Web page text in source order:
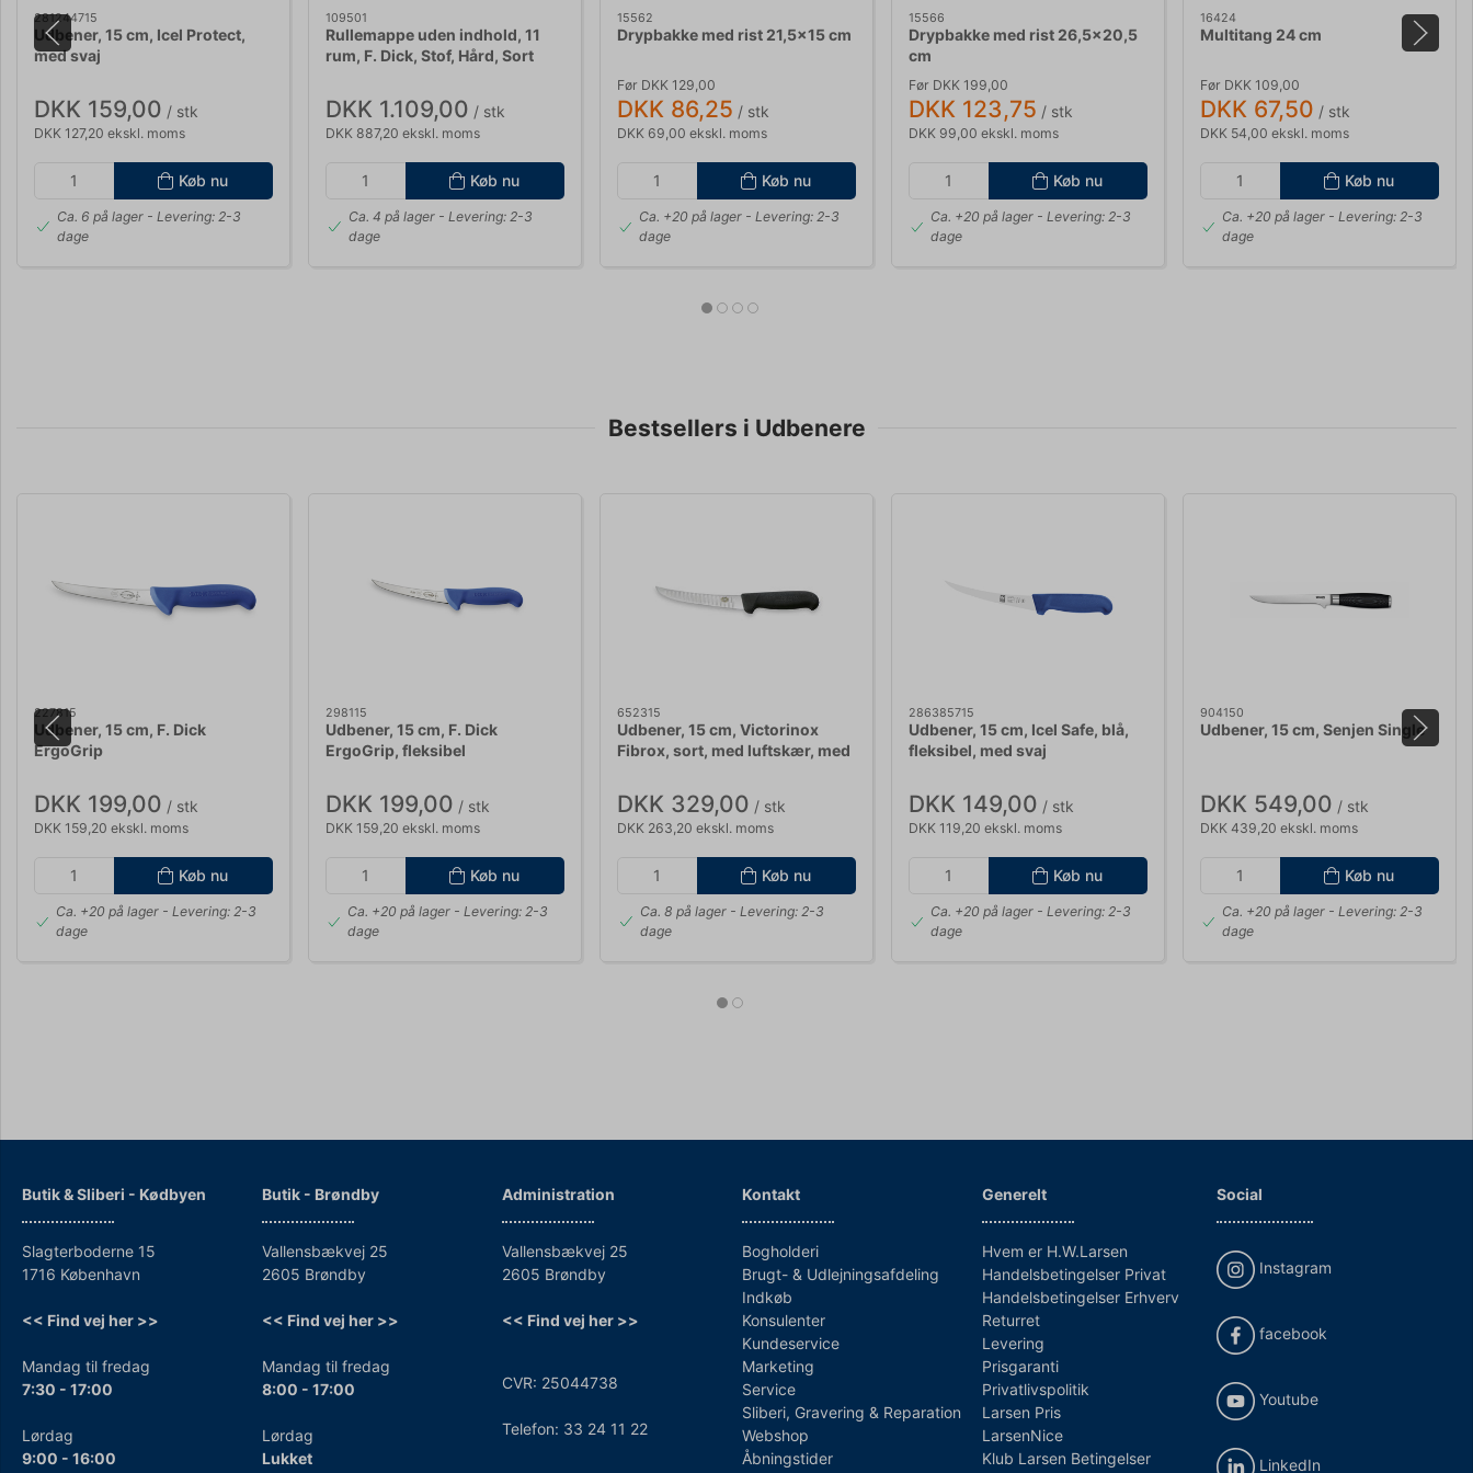
281244715
Udbener, 15 cm, Icel Protect,
med svaj
DKK 159,00 / stk
DKK 127,20 ekskl. moms
Køb nu
Ca. 6 på lager- Levering: 2-3
dage
109501
Rullemappe uden indhold, 11
rum, F. Dick, Stof, Hård, Sort
DKK 1.109,00 / stk
DKK 887,20 ekskl. moms
Køb nu
Ca. 4 på lager- Levering: 2-3
dage
15562
Drypbakke med rist 21,5x15 cm
Før DKK 129,00
DKK 86,25 / stk
DKK 69,00 ekskl. moms
Køb nu
Ca. +20 på lager- Levering: 2-3
dage
15566
Drypbakke med rist 26,5x20,5
cm
Før DKK 199,00
DKK 123,75 / stk
DKK 99,00 ekskl. moms
Køb nu
Ca. +20 på lager- Levering: 2-3
dage
16424
Multitang 24 cm
Før DKK 109,00
DKK 67,50 / stk
DKK 54,00 ekskl. moms
Køb nu
Ca. +20 på lager- Levering: 2-3
dage
Bestsellers i Udbenere
227815
Udbener, 15 cm, F. Dick
ErgoGrip
DKK 199,00 / stk
DKK 159,20 ekskl. moms
Køb nu
Ca. +20 på lager- Levering: 2-3
dage
298115
Udbener, 15 cm, F. Dick
ErgoGrip, fleksibel
DKK 199,00 / stk
DKK 159,20 ekskl. moms
Køb nu
Ca. +20 på lager- Levering: 2-3
dage
652315
Udbener, 15 cm, Victorinox
Fibrox, sort, med luftskær, med
DKK 329,00 / stk
DKK 263,20 ekskl. moms
Køb nu
Ca. 8 på lager- Levering: 2-3
dage
286385715
Udbener, 15 cm, Icel Safe, blå,
fleksibel, med svaj
DKK 149,00 / stk
DKK 119,20 ekskl. moms
Køb nu
Ca. +20 på lager- Levering: 2-3
dage
904150
Udbener, 15 cm, Senjen Single
DKK 549,00 / stk
DKK 439,20 ekskl. moms
Køb nu
Ca. +20 på lager- Levering: 2-3
dage
Butik & Sliberi - Kødbyen
Slagterboderne 15
1716 København
<< Find vej her >>
Mandag til fredag
7:30 - 17:00
Lørdag
9:00 - 16:00
Butik - Brøndby
Vallensbækvej 25
2605 Brøndby
<< Find vej her >>
Mandag til fredag
8:00 - 17:00
Lørdag
Lukket
Administration
Vallensbækvej 25
2605 Brøndby
<< Find vej her >>
CVR: 25044738
Telefon: 33 24 11 22
Kontakt
Bogholderi
Brugt- & Udlejningsafdeling
Indkøb
Konsulenter
Kundeservice
Marketing
Service
Sliberi, Gravering & Reparation
Webshop
Åbningstider
Generelt
Hvem er H.W.Larsen
Handelsbetingelser Privat
Handelsbetingelser Erhverv
Returret
Levering
Prisgaranti
Privatlivspolitik
Larsen Pris
LarsenNice
Klub Larsen Betingelser
Social
Instagram
facebook
Youtube
LinkedIn